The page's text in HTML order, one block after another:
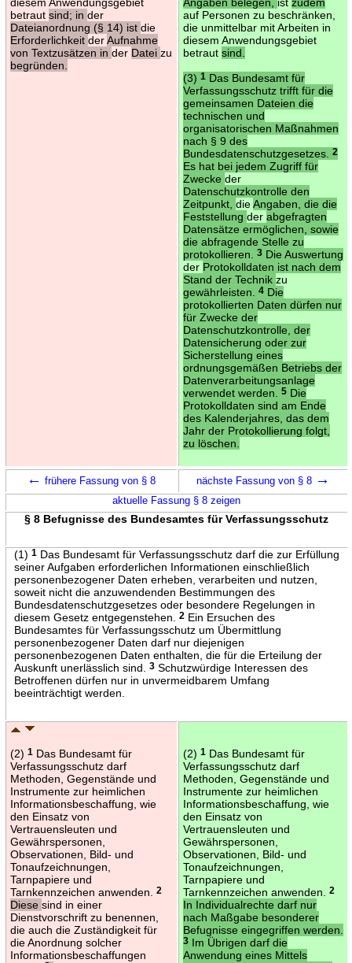
betraut sind; in der
Dateianordnung (§ 14) ist die
Erforderlichkeit derAufnahme
von Textzusätzen in der Datei zu
begründen.
auf Personen zu beschränken,
die unmittelbar mit Arbeiten in
diesem Anwendungsgebiet
betraut sind.
(3) 1Das Bundesamt für
Verfassungsschutz trifft für die
gemeinsamen Dateien die
technischen und
organisatorischen Maßnahmen
nach § 9 des
Bundesdatenschutzgesetzes.
2
Es hat bei jedem Zugriff für
Zwecke der
Datenschutzkontrolle den
Zeitpunkt, dieAngaben, die die
Feststellung der abgefragten
Datensätze ermöglichen, sowie
die abfragende Stelle zu
protokollieren.
3Die Auswertung
der Protokolldaten ist nach dem
Stand der Technik zu
gewährleisten.
4Die
protokollierten Daten dürfen nur
für Zwecke der
Datenschutzkontrolle, der
Datensicherung oder zur
Sicherstellung eines
ordnungsgemäßen Betriebs der
Datenverarbeitungsanlage
verwendet werden.
5Die
Protokolldaten sind am Ende
des Kalenderjahres, das dem
Jahr der Protokollierung folgt,
zu löschen.
← frühere Fassung von § 8 nächste Fassung von § 8 →
aktuelle Fassung § 8 zeigen
§ 8 Befugnisse des Bundesamtes für Verfassungsschutz
(1) 1Das Bundesamt für Verfassungsschutz darf die zur Erfüllung
seiner Aufgaben erforderlichen Informationen einschließlich
personenbezogener Daten erheben, verarbeiten und nutzen,
soweit nicht die anzuwendenden Bestimmungen des
Bundesdatenschutzgesetzes oder besondere Regelungen in
diesem Gesetz entgegenstehen.
2Ein Ersuchen des
Bundesamtes für Verfassungsschutz um Übermittlung
personenbezogener Daten darf nur diejenigen
personenbezogenen Daten enthalten, die für die Erteilung der
Auskunft unerlässlich sind.
3Schutzwürdige Interessen des
Betroffenen dürfen nur in unvermeidbarem Umfang
beeinträchtigt werden.
(2) 1Das Bundesamt für
Verfassungsschutz darf
Methoden, Gegenstände und
Instrumente zur heimlichen
Informationsbeschaffung, wie
den Einsatz von
Vertrauensleuten und
Gewährspersonen,
Observationen, Bild- und
Tonaufzeichnungen,
Tarnpapiere und
Tarnkennzeichen anwenden.
2
Diese sind in einer
Dienstvorschrift zu benennen,
die auch die Zuständigkeit für
die Anordnung solcher
Informationsbeschaffungen
(2) 1Das Bundesamt für
Verfassungsschutz darf
Methoden, Gegenstände und
Instrumente zur heimlichen
Informationsbeschaffung, wie
den Einsatz von
Vertrauensleuten und
Gewährspersonen,
Observationen, Bild- und
Tonaufzeichnungen,
Tarnpapiere und
Tarnkennzeichen anwenden.
2
In Individualrechte darf nur
nach Maßgabe besonderer
Befugnisse eingegriffen werden.
3Im Übrigen darf die
Anwendung eines Mittels